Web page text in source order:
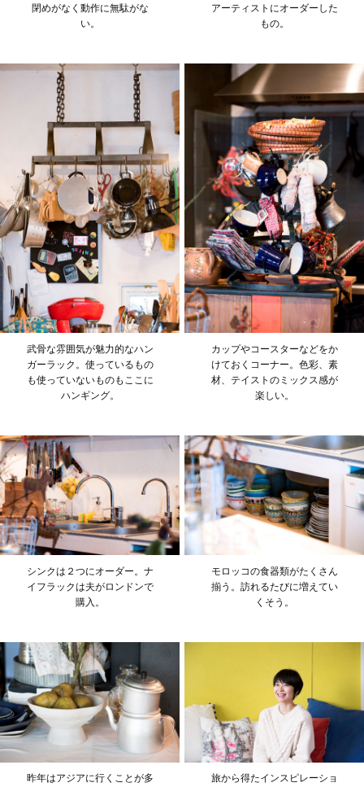
閉めがなく動作に無駄がな
い。
アーティストにオーダーした
もの。
武骨な雰囲気が魅力的なハン
ガーラック。使っているもの
も使っていないものもここに
ハンギング。
カップやコースターなどをか
けておくコーナー。色彩、素
材、テイストのミックス感が
楽しい。
シンクは２つにオーダー。ナ
イフラックは夫がロンドンで
購入。
モロッコの食器類がたくさん
揃う。訪れるたびに増えてい
くそう。
昨年はアジアに行くことが多
旅から得たインスピレーショ